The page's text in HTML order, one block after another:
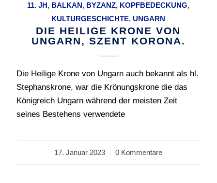
11. JH, BALKAN, BYZANZ, KOPFBEDECKUNG,
KULTURGESCHICHTE,UNGARN
DIE HEILIGE KRONE VON
UNGARN, SZENT KORONA.
Die Heilige Krone von Ungarn auch bekannt als hl.
Stephanskrone, war die Krönungskrone die das
Königreich Ungarn während der meisten Zeit
seines Bestehens verwendete
17. Januar 2023
/ 0 Kommentare